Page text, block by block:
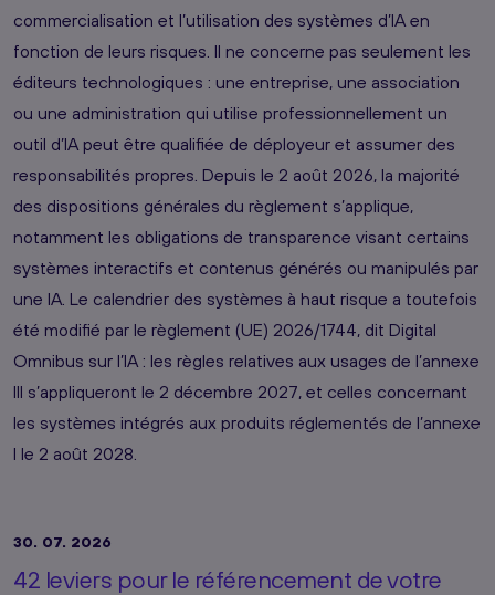
commercialisation et l’utilisation des systèmes d’IA en
fonction de leurs risques. Il ne concerne pas seulement les
éditeurs technologiques : une entreprise, une association
ou une administration qui utilise professionnellement un
outil d’IA peut être qualifiée de déployeur et assumer des
responsabilités propres. Depuis le 2 août 2026, la majorité
des dispositions générales du règlement s’applique,
notamment les obligations de transparence visant certains
systèmes interactifs et contenus générés ou manipulés par
une IA. Le calendrier des systèmes à haut risque a toutefois
été modifié par le règlement (UE) 2026/1744, dit Digital
Omnibus sur l’IA : les règles relatives aux usages de l’annexe
III s’appliqueront le 2 décembre 2027, et celles concernant
les systèmes intégrés aux produits réglementés de l’annexe
I le 2 août 2028.
30. 07. 2026
42 leviers pour le référencement de votre